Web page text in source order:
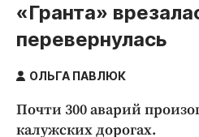
Новости компаний
Статьи
Народные новости
Авто и транспорт
Благоустройство
«Гранта»
перевернулась
ОЛЬГА ПАВЛЮК
Почти 300 аварий
калужских дорогах.